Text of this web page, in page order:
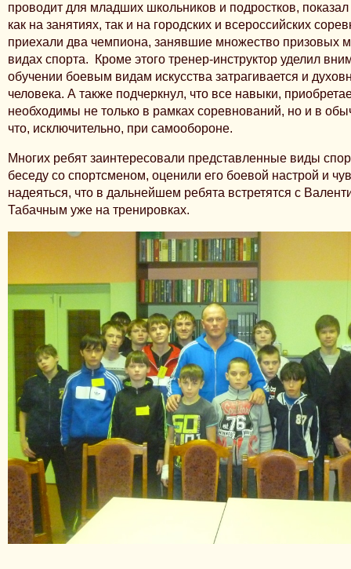
проводит для младших школьников и подростков,
как на занятиях, так и на городских и всероссийских
приехали два чемпиона, занявшие множество призовых
видах спорта. Кроме этого тренер-инструктор уделил
обучении боевым видам искусства затрагивается и
человека. А также подчеркнул, что все навыки,
необходимы не только в рамках соревнований, но и в
что, исключительно, при самообороне.
Многих ребят заинтересовали представленные виды
беседу со спортсменом, оценили его боевой настрой и
надеяться, что в дальнейшем ребята встретятся с
Табачным уже на тренировках.